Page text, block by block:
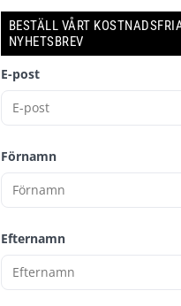
BESTÄLL VÅRT
NYHETSBREV
E-post
Förnamn
Efternamn